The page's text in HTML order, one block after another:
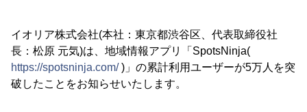
イオリア株式会社(本社：東京都渋谷区、代表取締役社
長：松原 元気)は、地域情報アプリ「SpotsNinja(
https://spotsninja.com/)」の累計利用ユーザーが5万人を突
破したことをお知らせいたします。